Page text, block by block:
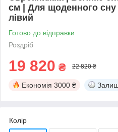
см | Для щоденного
лівий
Готово до відправки
Роздріб
19 820 ₴ 22 820 ₴
Економія 3000 ₴
Колір